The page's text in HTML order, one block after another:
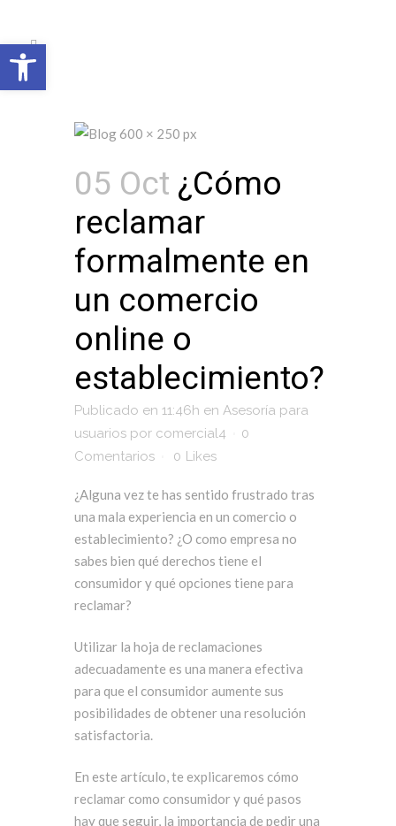
05 Oct ¿Cómo
reclamar
formalmente en
un comercio
online o
establecimiento?
Publicado en 11:46h en Asesoría para
usuarios por comercial4
0
Comentarios
0 Likes
¿Alguna vez te has sentido frustrado tras
una mala experiencia en un comercio o
establecimiento? ¿O como empresa no
sabes bien qué derechos tiene el
consumidor y qué opciones tiene para
reclamar?
Utilizar la hoja de reclamaciones
adecuadamente es una manera efectiva
para que el consumidor aumente sus
posibilidades de obtener una resolución
satisfactoria.
En este artículo, te explicaremos cómo
reclamar como consumidor y qué pasos
hay que seguir, la importancia de pedir una
Open toolbar